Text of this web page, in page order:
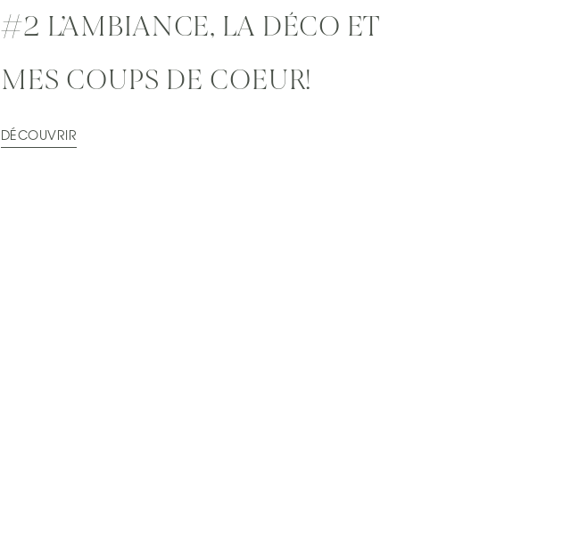
#2 L’AMBIANCE, LA DÉCO ET
MES COUPS DE COEUR!
DÉCOUVRIR